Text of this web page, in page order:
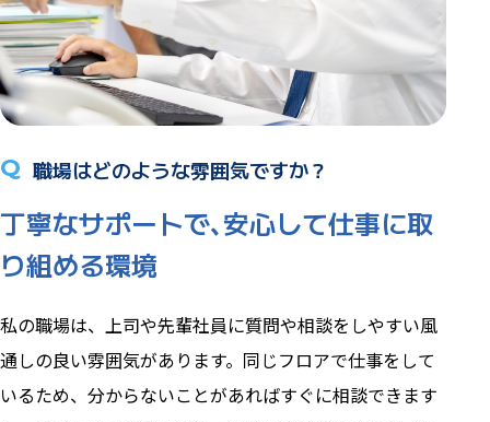
Q 職場はどのような雰囲気ですか？
丁寧なサポートで､安心して仕事に取
り組める環境
私の職場は、上司や先輩社員に質問や相談をしやすい風
通しの良い雰囲気があります。同じフロアで仕事をして
いるため、分からないことがあればすぐに相談できます